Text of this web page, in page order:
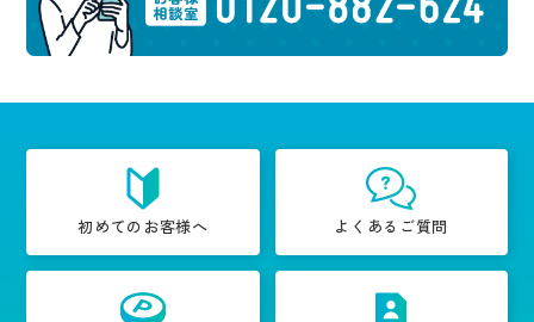
初めてのお客様へ よくあるご質問